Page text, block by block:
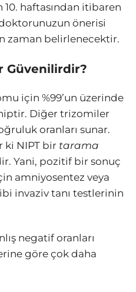
haftasından itibaren
önerisi
zaman belirlenecektir.
Güvenilirdir?
için %99’un üzerinde
Diğer trizomiler
oranları sunar.
ki NIPT bir tarama
Yani, pozitif bir sonuç
amniyosentez veya
invaziv tanı testlerinin
negatif oranları
göre çok daha